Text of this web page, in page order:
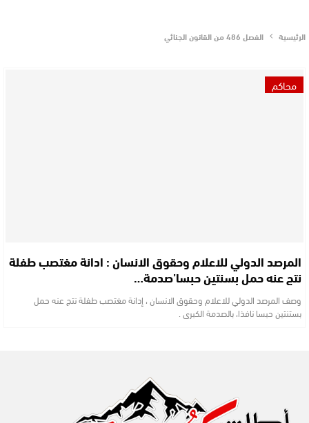
الرئيسية الفصل 486 من القانون الجنائي
محاكم
المرصد الدولي للاعلام وحقوق الانسان : ادانة مغتصب طفلة
نتج عنه حمل بسنتين حبسا’صدمة…
وصف المرصد الدولي للاعلام وحقوق الانسان ، إدانة مغتصب طفلة نتج عنه حمل
بستنتين حبسا نافذا، بالصدمة الكبرى .